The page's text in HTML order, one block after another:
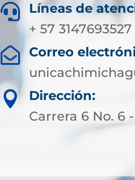

Líneas de
+ 57 3147693527

Correo

Dirección:
Carrera 6 No. 6